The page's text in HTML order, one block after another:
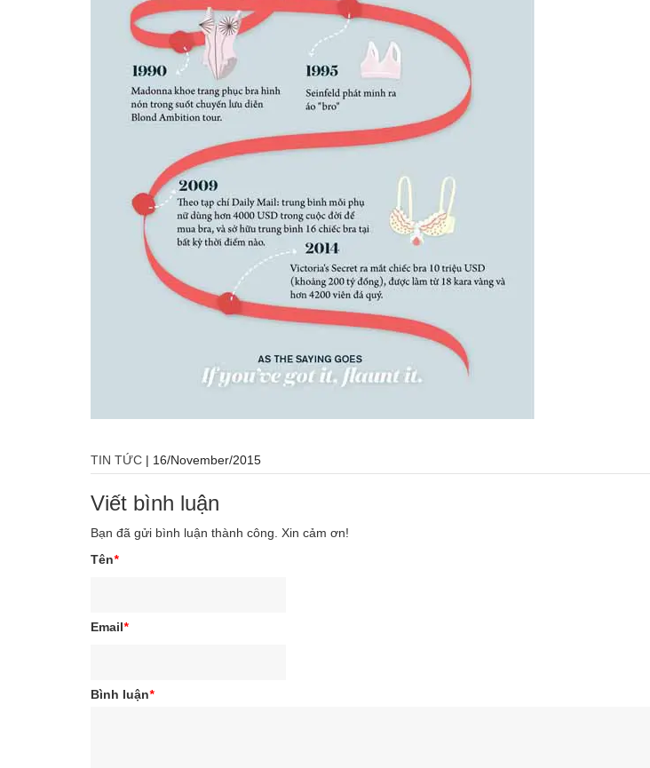
TIN TỨC | 16/November/2015
Viết bình luận
Bạn đã gửi bình luận thành công. Xin cảm ơn!
Tên*
Email*
Bình luận*